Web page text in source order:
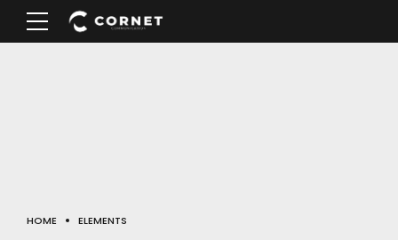
HOME ELEMENTS